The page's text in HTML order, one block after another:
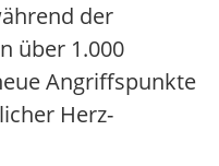
der
über 1.000
Angriffspunkte
Herz-